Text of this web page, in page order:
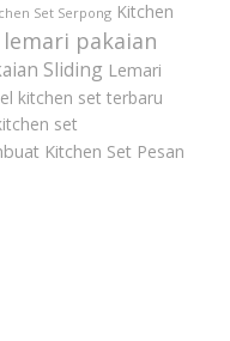
Set Serpong Kitchen
lemari pakaian
Sliding Lemari
kitchen set terbaru
set
Kitchen Set Pesan